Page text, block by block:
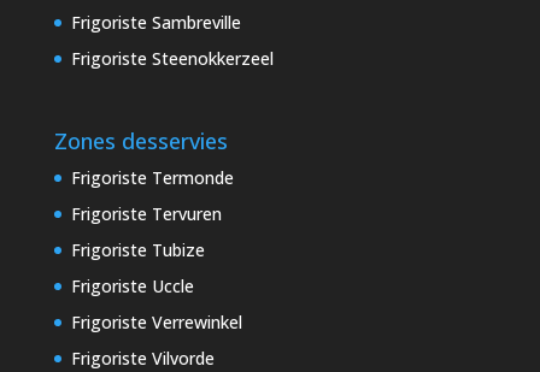
Frigoriste Sambreville
Frigoriste Steenokkerzeel
Zones desservies
Frigoriste Termonde
Frigoriste Tervuren
Frigoriste Tubize
Frigoriste Uccle
Frigoriste Verrewinkel
Frigoriste Vilvorde